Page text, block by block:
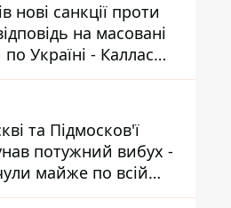
нові санкції проти
на масовані
Україні - Каллас
деталі
та Підмосков'ї
потужний вибух -
майже по всій